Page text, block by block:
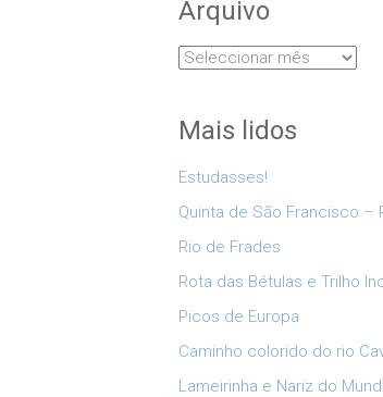
Arquivo
Arquivo
Mais lidos
Estudasses!
Quinta de São Francisco –
Rio de Frades
Rota das Bétulas e Trilho
Picos de Europa
Caminho colorido do rio
Lameirinha e Nariz do